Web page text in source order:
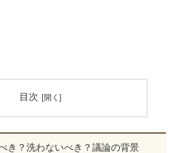
目次
き？洗わないべき？議論の背景